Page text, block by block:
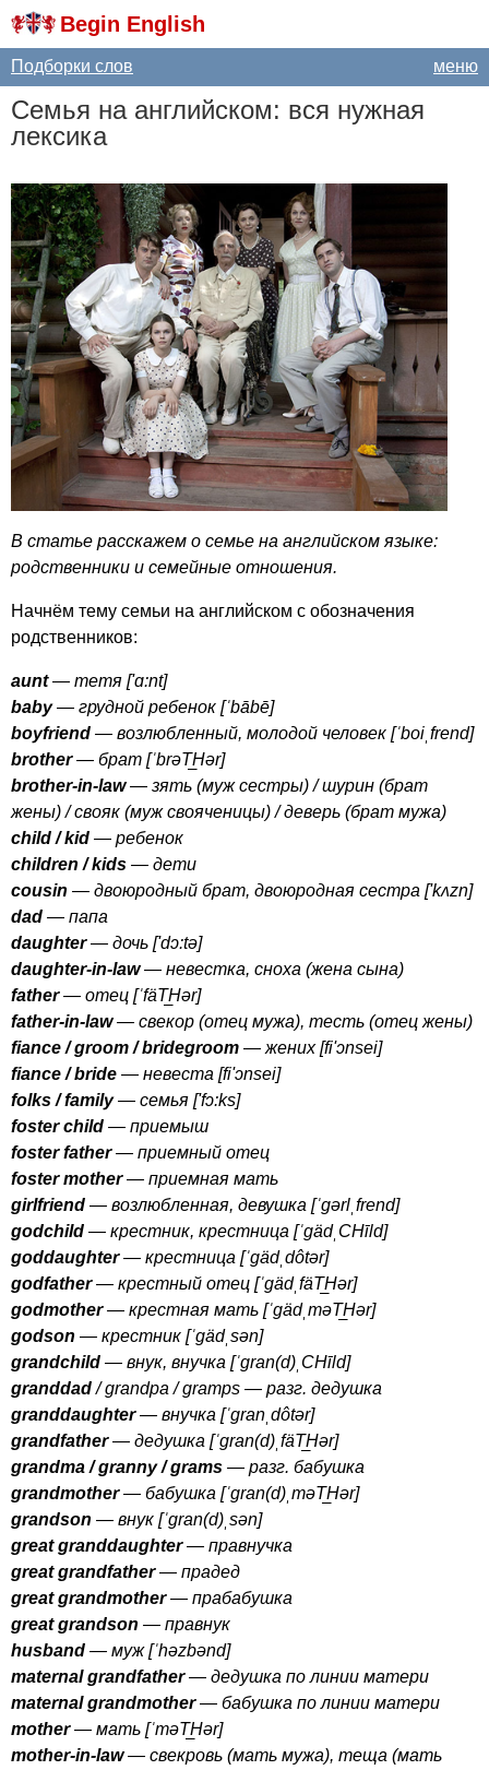
Begin English
меню
Подборки слов
Семья на английском: вся нужная
лексика
В статье расскажем о семье на английском языке:
родственники и семейные отношения.
Начнём тему семьи на английском с обозначения
родственников:
aunt — тетя ['ɑ:nt]
baby — грудной ребенок [ˈbābē]
boyfriend — возлюбленный, молодой человек [ˈboi frend]
brother — брат [ˈbrəTHər]
brother-in-law— зять (муж сестры) / шурин (брат
жены) / свояк (муж свояченицы) / деверь (брат мужа)
child /kid — ребенок
children /kids — дети
cousin — двоюродный брат, двоюродная сестра ['kʌzn]
dad — папа
daughter — дочь ['dɔ:tə]
daughter-in-law — невестка, сноха (жена сына)
father — отец [ˈfäTHər]
father-in-law— свекор (отец мужа), тесть (отец жены)
fiance /groom /bridegroom — жених [fi'ɔnsei]
fiance /bride — невеста [fi'ɔnsei]
folks /family — семья ['fɔ:ks]
foster child — приемыш
foster father— приемный отец
foster mother— приемная мать
girlfriend — возлюбленная, девушка [ˈgərl frend]
godchild — крестник, крестница [ˈgädˌ CHīld]
goddaughter — крестница [ˈgädˌ dôtər]
godfather — крестный отец [ˈgädˌ fäTHər]
godmother — крестная мать [ˈgädˌ məTHər]
godson — крестник [ˈgädˌ sən]
grandchild — внук, внучка [ˈgran(d)ˌ CHīld]
granddad /grandpa /gramps — разг. дедушка
granddaughter — внучка [ˈgran dôtər]
grandfather — дедушка [ˈgran(d)ˌ fäTHər]
grandma /granny/grams — разг. бабушка
grandmother — бабушка [ˈgran(d)ˌ məTHər]
grandson — внук [ˈgran(d)ˌ sən]
great granddaughter— правнучка
great grandfather— прадед
great grandmother— прабабушка
great grandson — правнук
husband — муж [ˈhəzbənd]
maternal grandfather— дедушка по линии матери
maternal grandmother— бабушка по линии матери
mother— мать [ˈməTHər]
mother-in-law— свекровь (мать мужа), теща (мать